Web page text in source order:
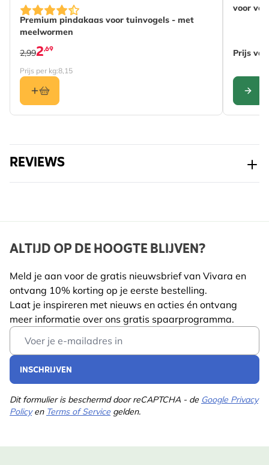
Premium pindakaas voor tuinvogels - met
meelwormen
2,69
2,99
Prijs per kg:8,15
voor
Prijs
REVIEWS
ALTIJD OP DE HOOGTE BLIJVEN?
Meld je aan voor de gratis nieuwsbrief van Vivara en
ontvang 10% korting op je eerste bestelling.
Laat je inspireren met nieuws en acties én ontvang
meer informatie over ons gratis spaarprogramma.
Email Address
INSCHRIJVEN
Dit formulier is beschermd door reCAPTCHA - de Google Privacy
Policyen Terms of Service gelden.